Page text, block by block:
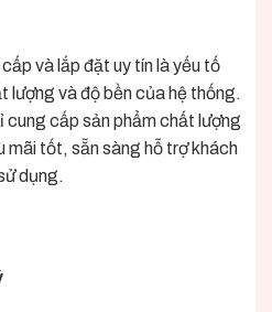
và lắp đặt uy tín là yếu tố
lượng và độ bền của hệ thống.
cung cấp sản phẩm chất lượng
mãi tốt, sẵn sàng hỗ trợ khách
dụng.